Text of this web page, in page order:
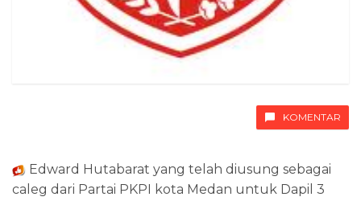
KOMENTAR
Edward Hutabarat yang telah diusung sebagai
caleg dari Partai PKPI kota Medan untuk Dapil 3